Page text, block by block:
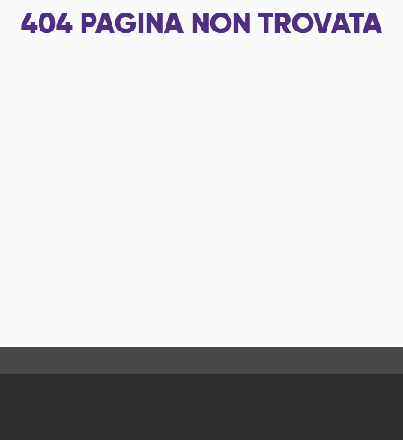
404 PAGINA NON TROVATA